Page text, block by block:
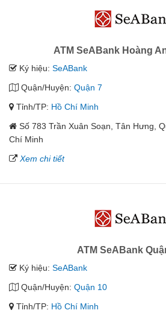
ATM SeABank Hoàng
Ký hiệu: SeABank
Quận/Huyện: Quận 7
Tỉnh/TP: Hồ Chí Minh
Số 783 Trần Xuân Soạn, Tân Hưng,
Chí Minh
Xem chi tiết
ATM SeABank
Ký hiệu: SeABank
Quận/Huyện: Quận 10
Tỉnh/TP: Hồ Chí Minh